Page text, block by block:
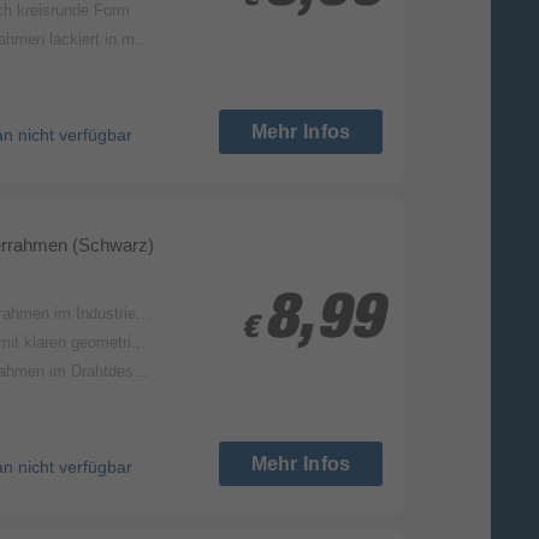
kreisrunde Form
in mattem Schwarz
nicht verfügbar Mehr Infos
€ 8,99
€ 8,99
(Schwarz)
Eisenstreben für ein Foto im Format 10 x 15 cm
geometrischen Formen
lackiert in mattem Schwarz
nicht verfügbar Mehr Infos